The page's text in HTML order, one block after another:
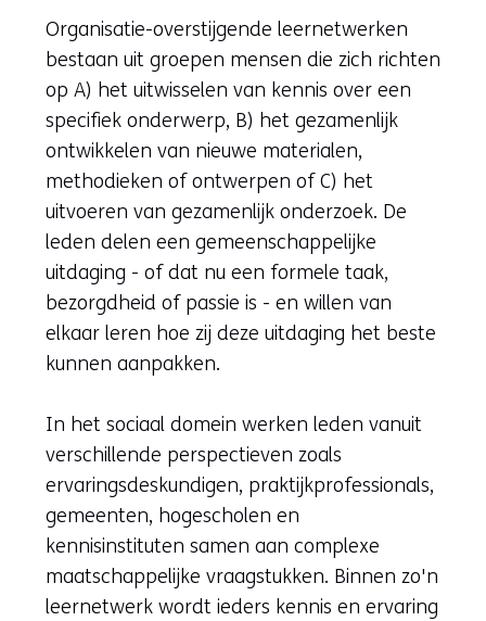
Organisatie-overstijgende leernetwerken
bestaan uit groepen mensen die zich richten
op A) het uitwisselen van kennis over een
specifiek onderwerp, B) het gezamenlijk
ontwikkelen van nieuwe materialen,
methodieken of ontwerpen of C) het
uitvoeren van gezamenlijk onderzoek. De
leden delen een gemeenschappelijke
uitdaging - of dat nu een formele taak,
bezorgdheid of passie is - en willen van
elkaar leren hoe zij deze uitdaging het beste
kunnen aanpakken.
In het sociaal domein werken leden vanuit
verschillende perspectieven zoals
ervaringsdeskundigen, praktijkprofessionals,
gemeenten, hogescholen en
kennisinstituten samen aan complexe
maatschappelijke vraagstukken. Binnen zo'n
leernetwerk wordt ieders kennis en ervaring